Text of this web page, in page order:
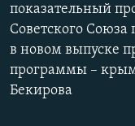
показательный
Советского
в новом выпуске
программы –
Бекирова